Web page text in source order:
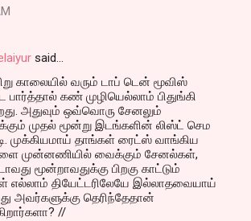
said…
காலையில் வரும் டாப் டென் மூவிஸ்
பார்த்தால் கண் முழியெல்லாம் பிதுங்கி
அதுவும் ஒவ்வொரு சேனலும்
முதல் மூன்று இடங்களின் லிஸ்ட் செம
முக்கியமாய் தாங்கள் ரைட்ஸ் வாங்கிய
முன்னணியில் வைக்கும் சேனல்கள்,
மூன்றாவதுக்கு பிறகு காட்டும்
எல்லாம் தியேட்டரிலேயே இல்லாதவையாய்
அவர்களுக்கு தெரிந்தேதான்
//